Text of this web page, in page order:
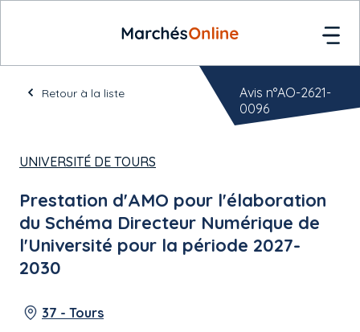
Retour à la liste
UNIVERSITÉ DE TOURS
Prestation d'AMO pour l'élaboration
du Schéma Directeur Numérique de
l'Université pour la période 2027-
2030
37 - Tours
Avis n°AO-2621-
0096